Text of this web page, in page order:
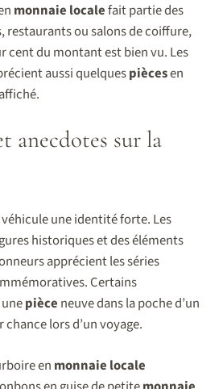
monnaie localefait partie des
restaurants ou salons de coiffure,
cent du montant est bien vu. Les
aussi quelquespiècesen
anecdotes sur la
véhicule une identité forte. Les
historiques et des éléments
apprécient les séries
Certains
pièce neuve dans la poche d’un
lors d’un voyage.
en monnaie locale